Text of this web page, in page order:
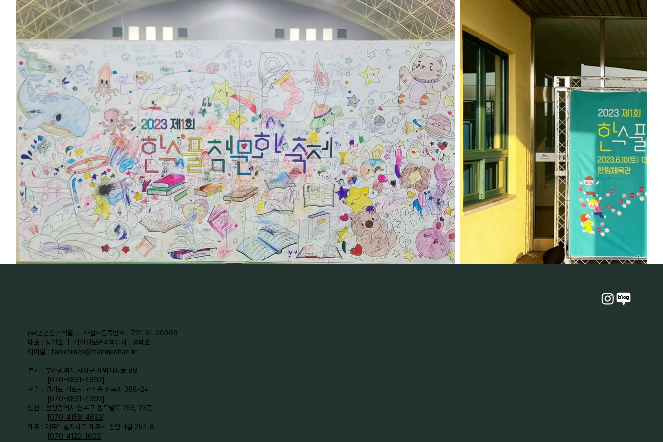
​(주)만만한녀석들 | 사업자등록번호 : 721-81-00969
대표 : 장철호 | 개인정보관리책임자 : 홍태호
이메일 : tabletimes@manmanhan.kr
본사 : 부산광역시 사상구 새벽시장로 89
[070-8831-4692]
서울 : 경기도 김포시 고촌읍 신곡리 388-24
[070-8831-4692]
인천 : 인천광역시 연수구 센트럴로 263, 23층
[070-4159-4692]​
제주 : 제주특별자치도 제주시 종인내길 254-8
[070-4120-1603]